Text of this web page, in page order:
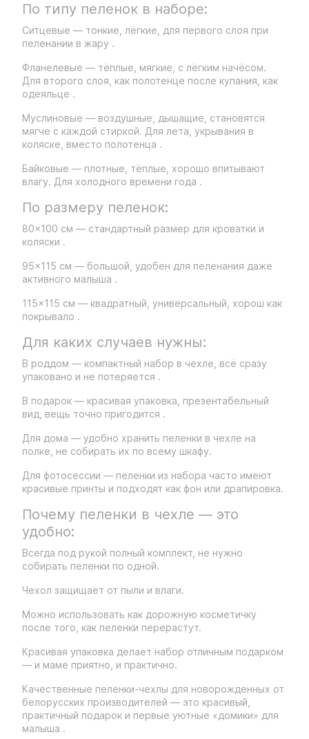
По типу пеленок в наборе:
Ситцевые — тонкие, лёгкие, для первого слоя при
пеленании в жару .
Фланелевые — тёплые, мягкие, с лёгким начёсом.
Для второго слоя, как полотенце после купания, как
одеяльце .
Муслиновые — воздушные, дышащие, становятся
мягче с каждой стиркой. Для лета, укрывания в
коляске, вместо полотенца .
Байковые — плотные, тёплые, хорошо впитывают
влагу. Для холодного времени года .
По размеру пеленок:
80×100 см — стандартный размер для кроватки и
коляски .
95×115 см — большой, удобен для пеленания даже
активного малыша .
115×115 см — квадратный, универсальный, хорош как
покрывало .
Для каких случаев нужны:
В роддом — компактный набор в чехле, всё сразу
упаковано и не потеряется .
В подарок — красивая упаковка, презентабельный
вид, вещь точно пригодится .
Для дома — удобно хранить пеленки в чехле на
полке, не собирать их по всему шкафу.
Для фотосессии — пеленки из набора часто имеют
красивые принты и подходят как фон или драпировка.
Почему пеленки в чехле — это
удобно:
Всегда под рукой полный комплект, не нужно
собирать пеленки по одной.
Чехол защищает от пыли и влаги.
Можно использовать как дорожную косметичку
после того, как пеленки перерастут.
Красивая упаковка делает набор отличным подарком
— и маме приятно, и практично.
Качественные пеленки-чехлы для новорожденных от
белорусских производителей — это красивый,
практичный подарок и первые уютные «домики» для
малыша .